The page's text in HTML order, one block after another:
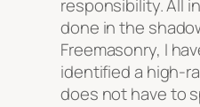
responsibility. All
done in the
Freemasonry, I
identified a high-
does not have to